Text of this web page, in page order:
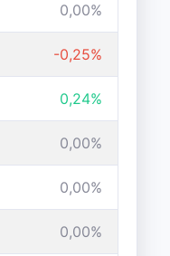
0,00%
-0,25%
0,24%
0,00%
0,00%
0,00%